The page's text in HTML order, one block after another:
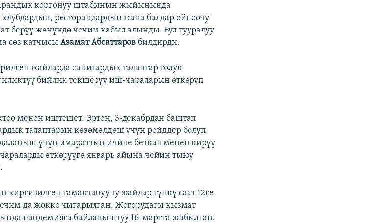
коргонуу штабынын жыйынында
ресторандардын жана балдар ойноочу
берүү жөнүндө чечим кабыл алынды. Бул тууралуу
сөз катчысыАзамат Абсаттаров билдирди.
жайларда санитардык талаптар толук
бийлик текшерүү иш-чараларын өткөрүп
менен иштешет. Эртең, 3-декабрдан баштап
талаптарын көзөмөлдөш үчүн рейддер болуп
үчүн имараттын ичине беткап менен кирүү
өткөрүүгө январь айына чейин тыюу
тамактануучу жайлар түнкү саат 12ге
да жокко чыгарылган. Жогорудагы кызмат
пандемияга байланыштуу 16-мартта жабылган.